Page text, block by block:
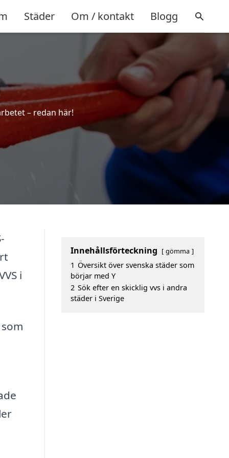
Städer Om / kontakt Blogg
– redan här!
i
Innehållsförteckning gömma
1 Översikt över svenska städer som
börjar med Y
2 Sök efter en skicklig vvs i andra
städer i Sverige